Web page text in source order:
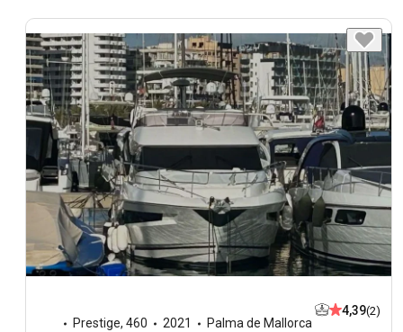
Prestige, 460 2021 Palma de Mallorca
4,39(2)